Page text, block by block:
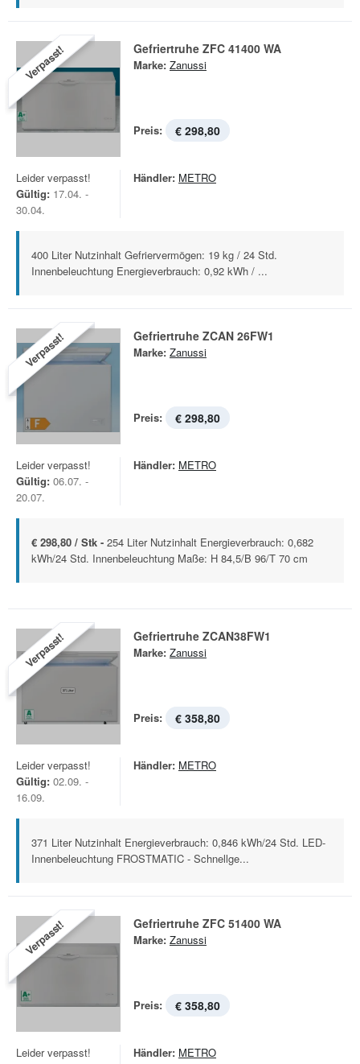
Verpasst! Gefriertruhe ZFC 41400 WA
Marke: Zanussi
Preis: € 298,80
Leider verpasst!
Gültig: 17.04. -
30.04.
Händler: METRO
400 Liter Nutzinhalt Gefriervermögen: 19 kg / 24 Std.
Innenbeleuchtung Energieverbrauch: 0,92 kWh / ...
Verpasst! Gefriertruhe ZCAN 26FW1
Marke: Zanussi
Preis: € 298,80
Leider verpasst!
Gültig: 06.07. -
20.07.
Händler: METRO
€ 298,80 / Stk - 254 Liter Nutzinhalt Energieverbrauch: 0,682
kWh/24 Std. Innenbeleuchtung Maße: H 84,5/B 96/T 70 cm
Verpasst! Gefriertruhe ZCAN38FW1
Marke: Zanussi
Preis: € 358,80
Leider verpasst!
Gültig: 02.09. -
16.09.
Händler: METRO
371 Liter Nutzinhalt Energieverbrauch: 0,846 kWh/24 Std. LED-
Innenbeleuchtung FROSTMATIC - Schnellge...
Verpasst! Gefriertruhe ZFC 51400 WA
Marke: Zanussi
Preis: € 358,80
Leider verpasst!
Händler: METRO